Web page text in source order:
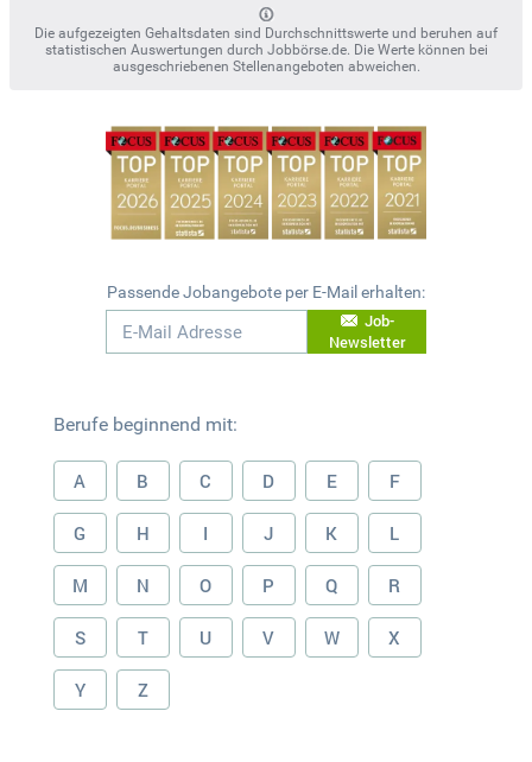
Die aufgezeigten Gehaltsdaten sind Durchschnittswerte und beruhen auf
statistischen Auswertungen durch Jobbörse.de. Die Werte können bei
ausgeschriebenen Stellenangeboten abweichen.
Passende Jobangebote per E-Mail erhalten:
Job-
Newsletter
Berufe beginnend mit:
A B C D E F
G H I J K L
M N O P Q R
S T U V W X
Y Z